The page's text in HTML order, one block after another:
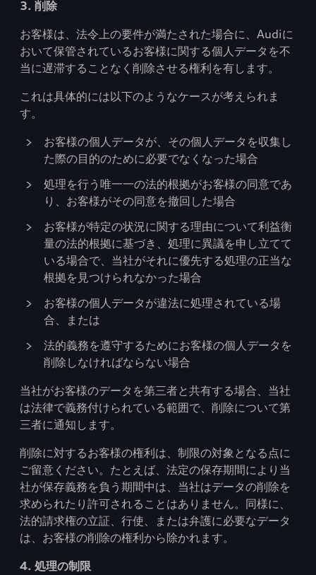
3. 削除
お客様は、法令上の要件が満たされた場合に、Audiに
おいて保管されているお客様に関する個人データを不
当に遅滞することなく削除させる権利を有します。
これは具体的には以下のようなケースが考えられま
す。
お客様の個人データが、その個人データを収集し
た際の目的のために必要でなくなった場合
処理を行う唯一一の法的根拠がお客様の同意であ
り、お客様がその同意を撤回した場合
お客様が特定の状況に関する理由について利益衡
量の法的根拠に基づき、処理に異議を申し立てて
いる場合で、当社がそれに優先する処理の正当な
根拠を見つけられなかった場合
お客様の個人データが違法に処理されている場
合、または
法的義務を遵守するためにお客様の個人データを
削除しなければならない場合
当社がお客様のデータを第三者と共有する場合、当社
は法律で義務付けられている範囲で、削除について第
三者に通知します。
削除に対するお客様の権利は、制限の対象となる点に
ご留意ください。たとえば、法定の保存期間により当
社が保存義務を負う期間中は、当社はデータの削除を
求められたり許可されることはありません。同様に、
法的請求権の立証、行使、または弁護に必要なデータ
は、お客様の削除の権利から除かれます。
4. 処理の制限